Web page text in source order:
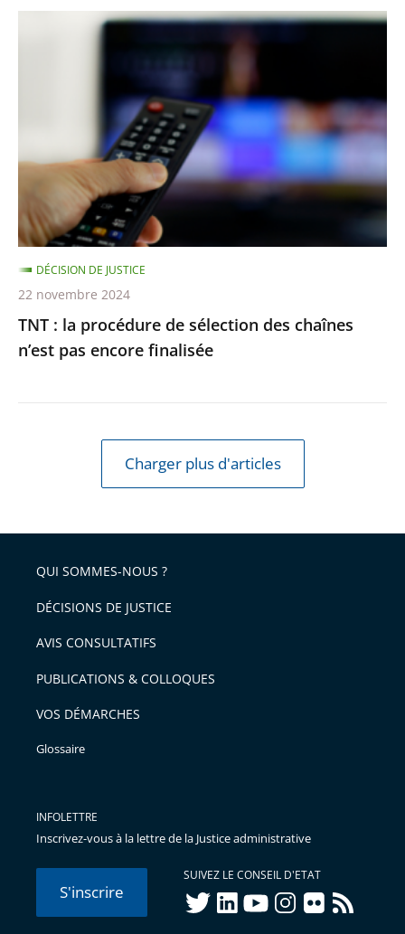
véhicules
des
n’est
pas
encore
finalisée
TNT : la procédure de sélection des chaînes
n’est pas encore finalisée
DÉCISION DE JUSTICE
22 novembre 2024
Charger plus d'articles
QUI SOMMES-NOUS ?
DÉCISIONS DE JUSTICE
AVIS CONSULTATIFS
PUBLICATIONS & COLLOQUES
VOS DÉMARCHES
Glossaire
INFOLETTRE
Inscrivez-vous à la lettre de la Justice administrative
S'inscrire
SUIVEZ LE CONSEIL D'ETAT
twitterlinkedInyoutubeinstagram
flickr rss